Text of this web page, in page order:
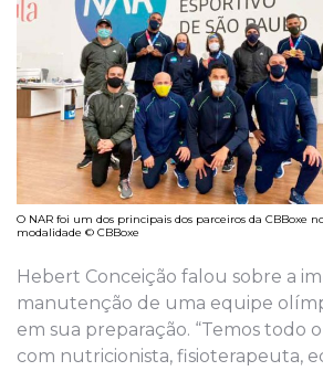
O NAR foi um dos principais dos parceiros da CBBoxe
modalidade © CBBoxe
Hebert Conceição falou sobre a
manutenção de uma equipe
em sua preparação. “Temos todo
com nutricionista, fisioterapeuta,